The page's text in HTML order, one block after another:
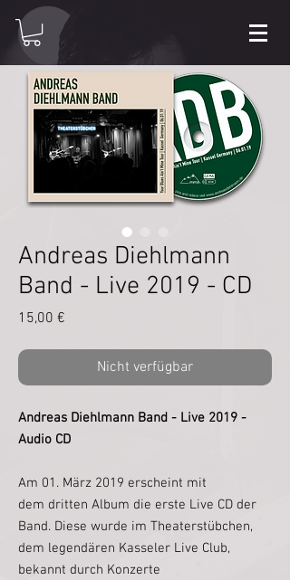
Andreas Diehlmann
Band - Live 2019 - CD
15,00 €
Nicht verfügbar
Andreas Diehlmann Band - Live 2019 -
Audio CD
Am 01. März 2019 erscheint mit
dem dritten Album die erste Live CD der
Band. Diese wurde im Theaterstübchen,
dem legendären Kasseler Live Club,
bekannt durch Konzerte